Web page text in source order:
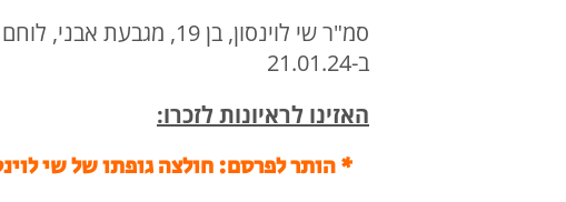
ב-21.01.24
האזינו לראיונות לזכרו:
* הותר לפרסם: חולצה גופתו של שי